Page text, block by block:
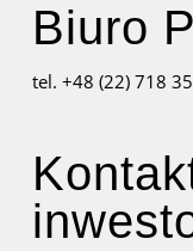
Biuro
tel. +48 (22) 718